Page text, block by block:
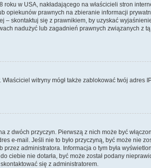
w USA, nakładającego na właścicieli stron
prawnych na zbieranie informacji
skontaktuj się z prawnikiem, by uzyskać
nadużyć lub zagadnień prawnych związanych z
witryny mógł także zablokować twój
dwóch przyczyn. Pierwszą z nich może być
e-mail. Jeśli nie to było przyczyną, być może nie
administratora. Informacja o tym była
nie dotarła, być może został podany
się z administratorem.